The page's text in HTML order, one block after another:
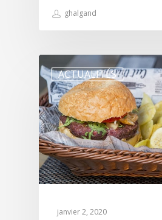
ghalgand
ACTUALITÉS
janvier 2, 2020